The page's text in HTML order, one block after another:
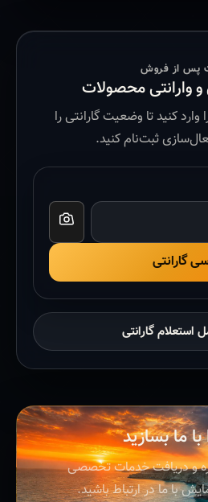
پس از فروش
و وارانتی محصولات
کنید تا وضعیت گارانتی را
ثبت‌نام کنید.
گارانتی
استعلام گارانتی
با ما بسازید
و دریافت خدمات تخصصی
با ما در ارتباط باشید.